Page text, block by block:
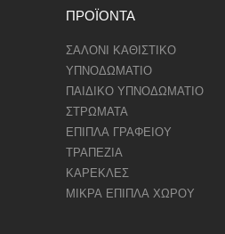
ΠΡΟΪΟΝΤΑ
ΣΑΛΟΝΙ ΚΑΘΙΣΤΙΚΟ
ΥΠΝΟΔΩΜΑΤΙΟ
ΠΑΙΔΙΚΟ ΥΠΝΟΔΩΜΑΤΙΟ
ΣΤΡΩΜΑΤΑ
ΕΠΙΠΛΑ ΓΡΑΦΕΙΟΥ
ΤΡΑΠΕΖΙΑ
ΚΑΡΕΚΛΕΣ
ΜΙΚΡΑ ΕΠΙΠΛΑ ΧΩΡΟΥ